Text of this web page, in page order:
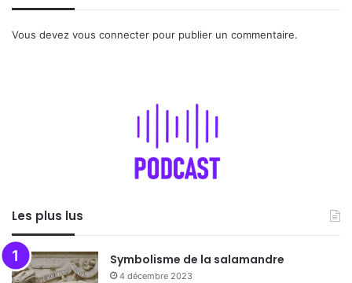
Vous devez vous connecter pour publier un commentaire.
Les plus lus
Symbolisme de la salamandre
4 décembre 2023